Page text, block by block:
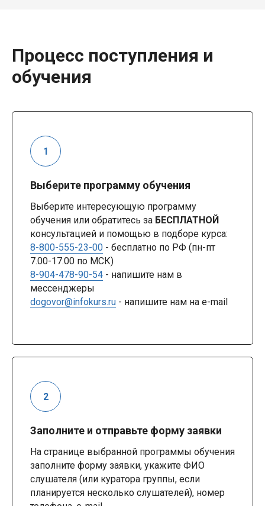
Процесс поступления и
обучения
Выберите программу обучения
Выберите интересующую программу
обучения или обратитесь за БЕСПЛАТНОЙ
консультацией и помощью в подборе курса:
8-800-555-23-00 - бесплатно по РФ (пн-пт
7.00-17.00 по МСК)
8-904-478-90-54 - напишите нам в
мессенджеры
dogovor@infokurs.ru - напишите нам на e-mail
Заполните и отправьте форму заявки
На странице выбранной программы обучения
заполните форму заявки, укажите ФИО
слушателя (или куратора группы, если
планируется несколько слушателей), номер